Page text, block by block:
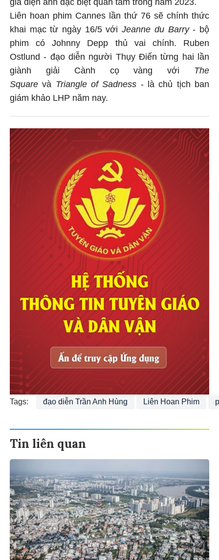
Liên hoan phim Cannes lần thứ 76 sẽ chính thức
khai mạc từ ngày 16/5 với
Jeanne du Barry- bộ
phim có Johnny Depp thủ vai chính. Ruben
Ostlund - đạo diễn người Thụy Điển từng hai lần
giành giải Cành cọ vàng với The
Square và Triangle of Sadness - là chủ tịch ban
giám khảo LHP năm nay.
Tags: đạo diễn Trần Anh Hùng Liên Hoan Phim
Tin liên quan